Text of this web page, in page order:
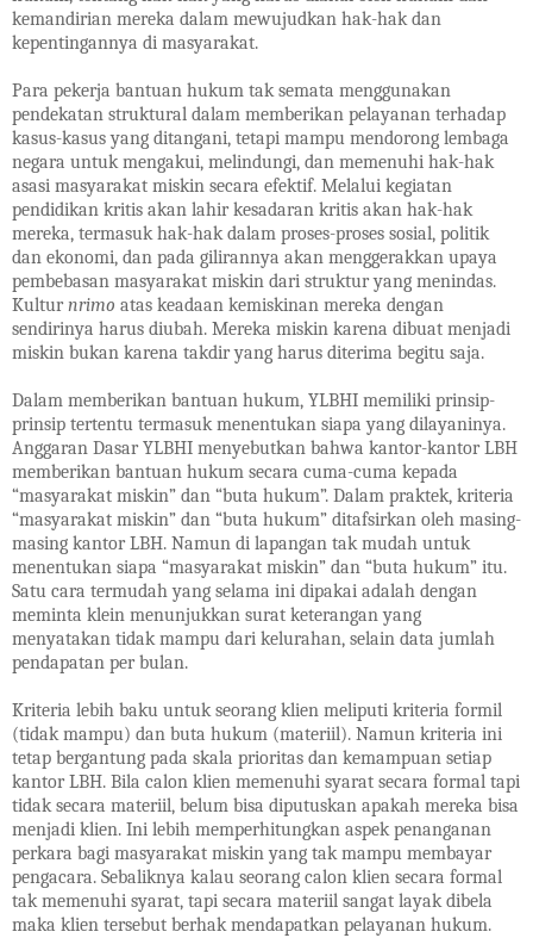
kemandirian mereka dalam mewujudkan hak-hak dan
kepentingannya di masyarakat.
Para pekerja bantuan hukum tak semata menggunakan
pendekatan struktural dalam memberikan pelayanan terhadap
kasus-kasus yang ditangani, tetapi mampu mendorong lembaga
negara untuk mengakui, melindungi, dan memenuhi hak-hak
asasi masyarakat miskin secara efektif. Melalui kegiatan
pendidikan kritis akan lahir kesadaran kritis akan hak-hak
mereka, termasuk hak-hak dalam proses-proses sosial, politik
dan ekonomi, dan pada gilirannya akan menggerakkan upaya
pembebasan masyarakat miskin dari struktur yang menindas.
Kulturnrimo atas keadaan kemiskinan mereka dengan
sendirinya harus diubah. Mereka miskin karena dibuat menjadi
miskin bukan karena takdir yang harus diterima begitu saja.
Dalam memberikan bantuan hukum, YLBHI memiliki prinsip-
prinsip tertentu termasuk menentukan siapa yang dilayaninya.
Anggaran Dasar YLBHI menyebutkan bahwa kantor-kantor LBH
memberikan bantuan hukum secara cuma-cuma kepada
“masyarakat miskin” dan “buta hukum”. Dalam praktek, kriteria
“masyarakat miskin” dan “buta hukum” ditafsirkan oleh masing-
masing kantor LBH. Namun di lapangan tak mudah untuk
menentukan siapa “masyarakat miskin” dan “buta hukum” itu.
Satu cara termudah yang selama ini dipakai adalah dengan
meminta klein menunjukkan surat keterangan yang
menyatakan tidak mampu dari kelurahan, selain data jumlah
pendapatan per bulan.
Kriteria lebih baku untuk seorang klien meliputi kriteria formil
(tidak mampu) dan buta hukum (materiil). Namun kriteria ini
tetap bergantung pada skala prioritas dan kemampuan setiap
kantor LBH. Bila calon klien memenuhi syarat secara formal tapi
tidak secara materiil, belum bisa diputuskan apakah mereka bisa
menjadi klien. Ini lebih memperhitungkan aspek penanganan
perkara bagi masyarakat miskin yang tak mampu membayar
pengacara. Sebaliknya kalau seorang calon klien secara formal
tak memenuhi syarat, tapi secara materiil sangat layak dibela
maka klien tersebut berhak mendapatkan pelayanan hukum.